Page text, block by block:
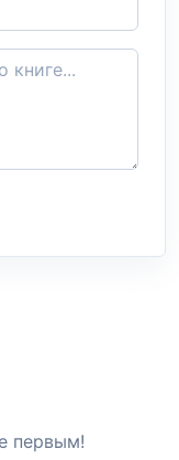
первым!